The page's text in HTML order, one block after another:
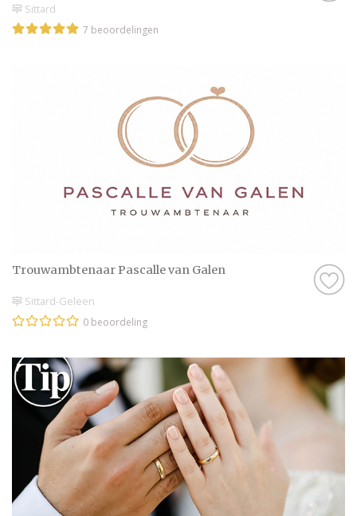
Sittard
7 beoordelingen
Trouwambtenaar Pascalle van Galen
Sittard-Geleen
0 beoordeling